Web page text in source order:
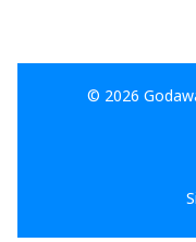
© 2026